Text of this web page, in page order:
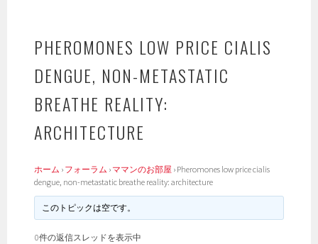
PHEROMONES LOW PRICE CIALIS
DENGUE, NON-METASTATIC
BREATHE REALITY:
ARCHITECTURE
ホーム › フォーラム › ママンのお部屋 › Pheromones low price cialis
dengue, non-metastatic breathe reality: architecture
このトピックは空です。
0件の返信スレッドを表示中